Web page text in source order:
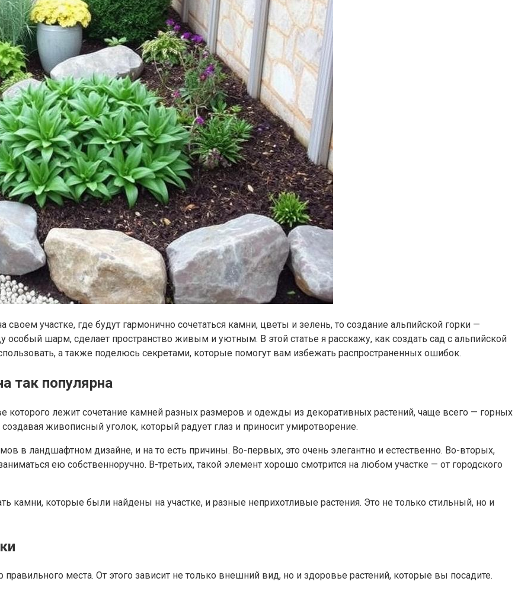
участке, где будут гармонично сочетаться камни, цветы и зелень, то создание альпийской горки —
шарм, сделает пространство живым и уютным. В этой статье я расскажу, как создать сад с альпийской
а также поделюсь секретами, которые помогут вам избежать распространенных ошибок.
так популярна
которого лежит сочетание камней разных размеров и одежды из декоративных растений, чаще всего — горных
живописный уголок, который радует глаз и приносит умиротворение.
в ландшафтном дизайне, и на то есть причины. Во-первых, это очень элегантно и естественно. Во-вторых,
ею собственноручно. В-третьих, такой элемент хорошо смотрится на любом участке — от городского
камни, которые были найдены на участке, и разные неприхотливые растения. Это не только стильный, но и
места. От этого зависит не только внешний вид, но и здоровье растений, которые вы посадите.